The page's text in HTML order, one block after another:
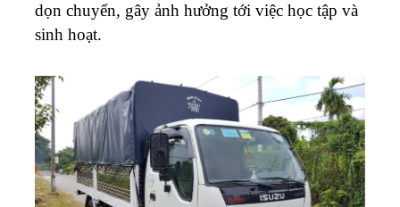
dọn chuyển, gây ảnh hưởng tới việc học tập và
sinh hoạt.